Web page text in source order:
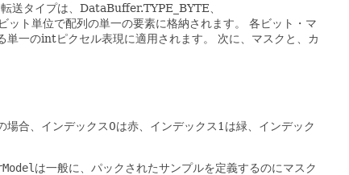
送タイプは、DataBuffer.TYPE_BYTE、
ト単位で配列の単一の要素に格納されます。
各ビット・マ
一のintピクセル表現に適用されます。
次に、マスクと、カ
合、インデックス0は赤、インデックス1は緑、インデック
は一般に、パックされたサンプルを定義するのにマスク